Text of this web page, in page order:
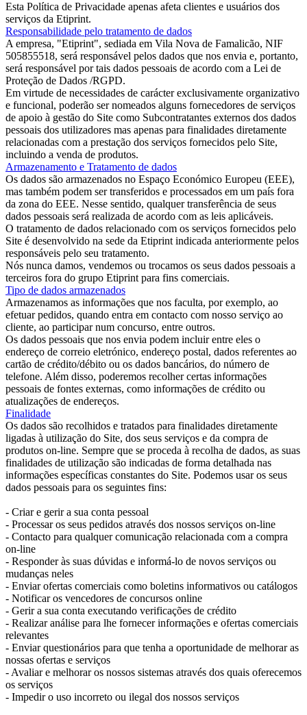
Esta Política de Privacidade apenas afeta clientes e usuários dos
serviços da Etiprint.
Responsabilidade pelo tratamento de dados
A empresa, "Etiprint", sediada em Vila Nova de Famalicão, NIF
505855518, será responsável pelos dados que nos envia e, portanto,
será responsável por tais dados pessoais de acordo com a Lei de
Proteção de Dados /RGPD.
Em virtude de necessidades de carácter exclusivamente organizativo
e funcional, poderão ser nomeados alguns fornecedores de serviços
de apoio à gestão do Site como Subcontratantes externos dos dados
pessoais dos utilizadores mas apenas para finalidades diretamente
relacionadas com a prestação dos serviços fornecidos pelo Site,
incluindo a venda de produtos.
Armazenamento e Tratamento de dados
Os dados são armazenados no Espaço Económico Europeu (EEE),
mas também podem ser transferidos e processados em um país fora
da zona do EEE. Nesse sentido, qualquer transferência de seus
dados pessoais será realizada de acordo com as leis aplicáveis.
O tratamento de dados relacionado com os serviços fornecidos pelo
Site é desenvolvido na sede da Etiprint indicada anteriormente pelos
responsáveis pelo seu tratamento.
Nós nunca damos, vendemos ou trocamos os seus dados pessoais a
terceiros fora do grupo Etiprint para fins comerciais.
Tipo de dados armazenados
Armazenamos as informações que nos faculta, por exemplo, ao
efetuar pedidos, quando entra em contacto com nosso serviço ao
cliente, ao participar num concurso, entre outros.
Os dados pessoais que nos envia podem incluir entre eles o
endereço de correio eletrónico, endereço postal, dados referentes ao
cartão de crédito/débito ou os dados bancários, do número de
telefone. Além disso, poderemos recolher certas informações
pessoais de fontes externas, como informações de crédito ou
atualizações de endereços.
Finalidade
Os dados são recolhidos e tratados para finalidades diretamente
ligadas à utilização do Site, dos seus serviços e da compra de
produtos on-line. Sempre que se proceda à recolha de dados, as suas
finalidades de utilização são indicadas de forma detalhada nas
informações específicas constantes do Site. Podemos usar os seus
dados pessoais para os seguintes fins:
- Criar e gerir a sua conta pessoal
- Processar os seus pedidos através dos nossos serviços on-line
- Contacto para qualquer comunicação relacionada com a compra
on-line
- Responder às suas dúvidas e informá-lo de novos serviços ou
mudanças neles
- Enviar ofertas comerciais como boletins informativos ou catálogos
- Notificar os vencedores de concursos online
- Gerir a sua conta executando verificações de crédito
- Realizar análise para lhe fornecer informações e ofertas comerciais
relevantes
- Enviar questionários para que tenha a oportunidade de melhorar as
nossas ofertas e serviços
- Avaliar e melhorar os nossos sistemas através dos quais oferecemos
os serviços
- Impedir o uso incorreto ou ilegal dos nossos serviços